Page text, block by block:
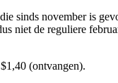
sinds november is
niet de reguliere
(ontvangen).